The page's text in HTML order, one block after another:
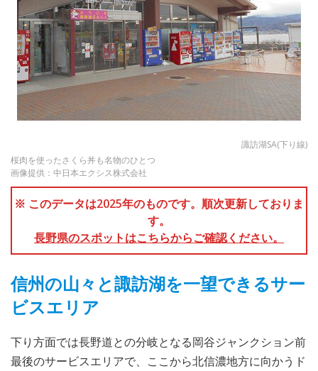
諏訪湖SA(下り線)
桜肉を使ったさくら丼も名物のひとつ
画像提供：中日本エクシス株式会社
※ このデータは2025年のものです。順次更新しておりま
す。
長野県のスポットはこちらからご確認ください。
信州の山々と諏訪湖を一望できるサー
ビスエリア
下り方面では長野道との分岐となる岡谷ジャンクション前
最後のサービスエリアで、ここから北信濃地方に向かうド